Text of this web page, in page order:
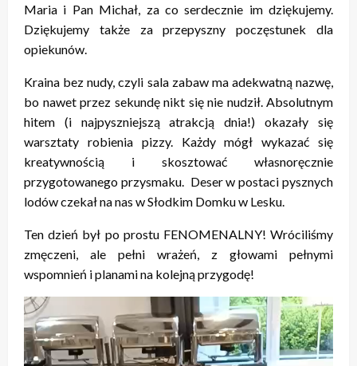
Maria i Pan Michał, za co serdecznie im dziękujemy.
Dziękujemy także za przepyszny poczęstunek dla
opiekunów.
Kraina bez nudy, czyli sala zabaw ma adekwatną nazwę,
bo nawet przez sekundę nikt się nie nudził. Absolutnym
hitem (i najpyszniejszą atrakcją dnia!) okazały się
warsztaty robienia pizzy. Każdy mógł wykazać się
kreatywnością i skosztować własnoręcznie
przygotowanego przysmaku. Deser w postaci pysznych
lodów czekał na nas w Słodkim Domku w Lesku.
Ten dzień był po prostu FENOMENALNY! Wróciliśmy
zmęczeni, ale pełni wrażeń, z głowami pełnymi
wspomnień i planami na kolejną przygodę!
Odtwarzacz
video